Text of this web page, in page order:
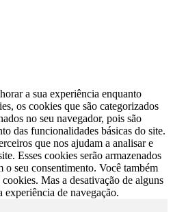
a sua experiência enquanto
os cookies que são categorizados
no seu navegador, pois são
das funcionalidades básicas do site.
que nos ajudam a analisar e
Esses cookies serão armazenados
o seu consentimento. Você também
Mas a desativação de alguns
experiência de navegação.